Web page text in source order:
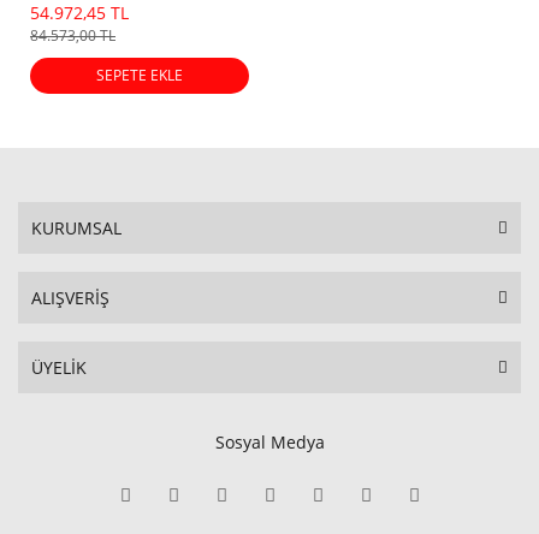
54.972,45 TL
84.573,00 TL
SEPETE EKLE
KURUMSAL
ALIŞVERİŞ
ÜYELİK
Sosyal Medya